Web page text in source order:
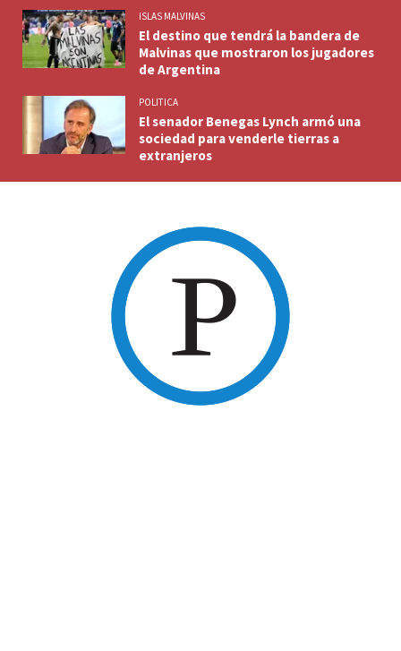
ISLAS MALVINAS
El destino que tendrá la bandera de
Malvinas que mostraron los jugadores
de Argentina
POLITICA
El senador Benegas Lynch armó una
sociedad para venderle tierras a
extranjeros